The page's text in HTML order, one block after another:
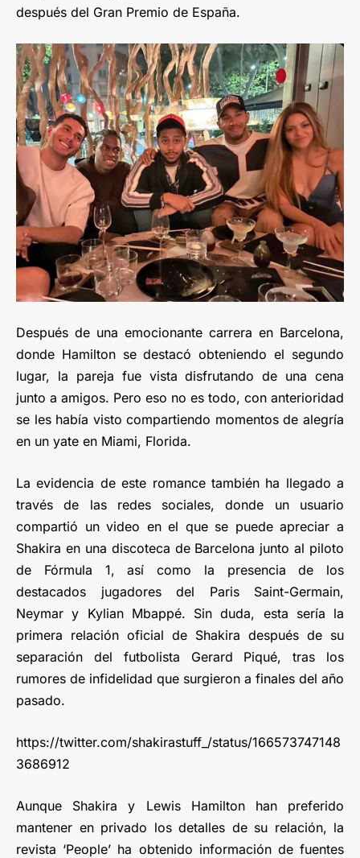
después del Gran Premio de España.
Después de una emocionante carrera en Barcelona,
donde Hamilton se destacó obteniendo el segundo
lugar, la pareja fue vista disfrutando de una cena
junto a amigos. Pero eso no es todo, con anterioridad
se les había visto compartiendo momentos de alegría
en un yate en Miami, Florida.
La evidencia de este romance también ha llegado a
través de las redes sociales, donde un usuario
compartió un video en el que se puede apreciar a
Shakira en una discoteca de Barcelona junto al piloto
de Fórmula 1, así como la presencia de los
destacados jugadores del Paris Saint-Germain,
Neymar y Kylian Mbappé. Sin duda, esta sería la
primera relación oficial de Shakira después de su
separación del futbolista Gerard Piqué, tras los
rumores de infidelidad que surgieron a finales del año
pasado.
https://twitter.com/shakirastuff_/status/166573747148
3686912
Aunque Shakira y Lewis Hamilton han preferido
mantener en privado los detalles de su relación, la
revista ‘People’ ha obtenido información de fuentes